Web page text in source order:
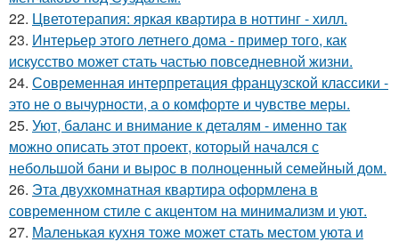
22. Цветотерапия: яркая квартира в ноттинг - хилл.
23. Интерьер этого летнего дома - пример того, как
искусство может стать частью повседневной жизни.
24. Современная интерпретация французской классики -
это не о вычурности, а о комфорте и чувстве меры.
25. Уют, баланс и внимание к деталям - именно так
можно описать этот проект, который начался с
небольшой бани и вырос в полноценный семейный дом.
26. Эта двухкомнатная квартира оформлена в
современном стиле с акцентом на минимализм и уют.
27. Маленькая кухня тоже может стать местом уюта и